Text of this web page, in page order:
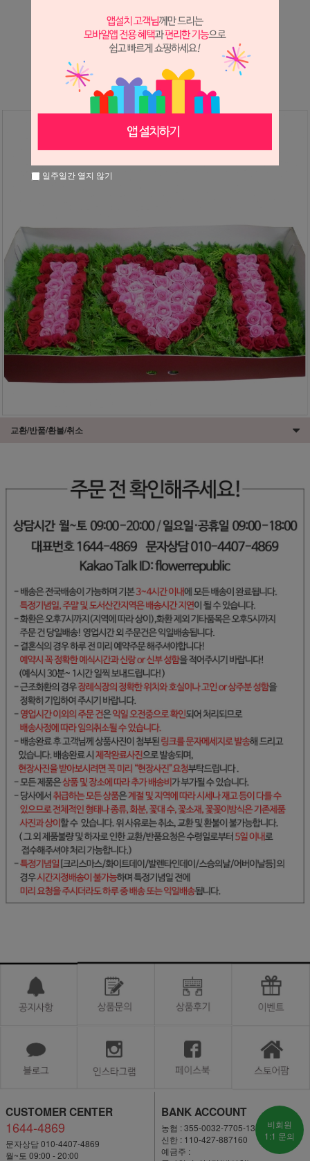
※ 필독해주세요 ※
는 시세 변동에 따라 가격이 달라질 수 있으니
문의 후 주문 바랍니다.
교환/반품/환불/취소
CUSTOMER CENTER
1644-4869
문자상담 010-4407-4869
월~토 09:00 - 20:00
BANK ACCOUNT
농협 : 355-0032-7705-13
신한 : 110-427-887160
예금주 :
비회원
1:1 문의
일주일간 열지 않기